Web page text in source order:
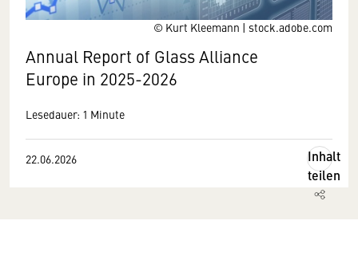
© Kurt Kleemann | stock.adobe.com
Annual Report of Glass Alliance
Europe in 2025-2026
Lesedauer: 1 Minute
22.06.2026
Inhalt
teilen